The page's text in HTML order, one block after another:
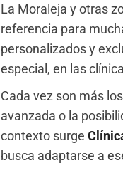
La Moraleja y otras
referencia para
personalizados y
especial, en las
Cada vez son más
avanzada o la
contexto surge
busca adaptarse a